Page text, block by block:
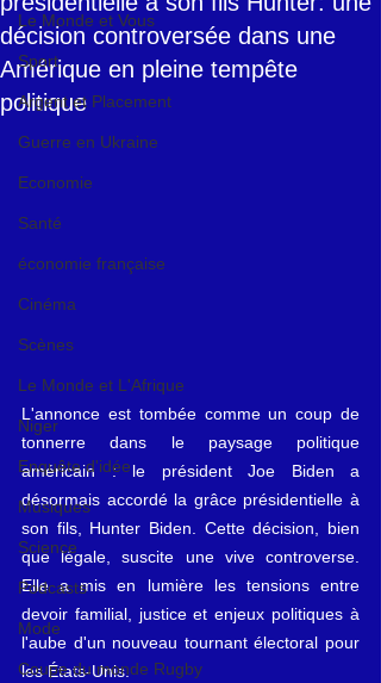
Le Monde et Vous
Sport
Argent et Placement
Guerre en Ukraine
Economie
Santé
économie française
Cinéma
Scènes
Le Monde et L'Afrique
Niger
Enquête d'idée
Musiques
Science
Podcasts
Mode
Coupe du monde Rugby
décision controversée dans une
Amérique en pleine tempête
politique
L'annonce est tombée comme un coup de
tonnerre dans le paysage politique
américain : le président Joe Biden a
désormais accordé la grâce présidentielle à
son fils, Hunter Biden. Cette décision, bien
que légale, suscite une vive controverse.
Elle a mis en lumière les tensions entre
devoir familial, justice et enjeux politiques à
l'aube d'un nouveau tournant électoral pour
les États-Unis.